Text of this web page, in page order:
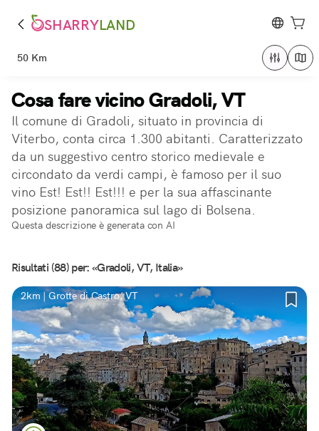
SHARRYLAND
50 Km
Cosa fare vicino Gradoli, VT
Il comune di Gradoli, situato in provincia di
Viterbo, conta circa 1.300 abitanti. Caratterizzato
da un suggestivo centro storico medievale e
circondato da verdi campi, è famoso per il suo
vino Est! Est!! Est!!! e per la sua affascinante
posizione panoramica sul lago di Bolsena.
Questa descrizione è generata con AI
Risultati (88) per: «Gradoli, VT, Italia»
2km | Grotte di Castro, VT